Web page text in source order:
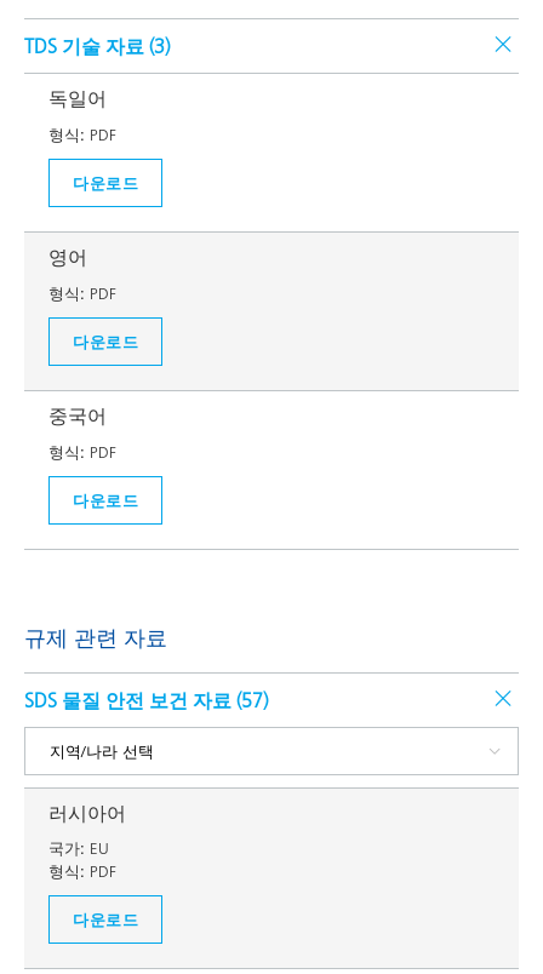
TDS 기술 자료 (3)
독일어
형식: PDF
다운로드
영어
형식: PDF
다운로드
중국어
형식: PDF
다운로드
규제 관련 자료
SDS 물질 안전 보건 자료 (57)
러시아어
국가: EU
형식: PDF
다운로드